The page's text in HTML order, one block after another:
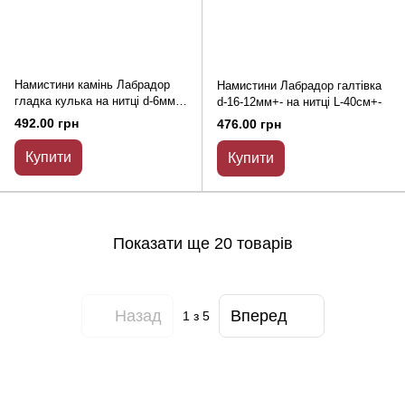
Намистини камінь Лабрадор
гладка кулька на нитці d-6мм+-
L-40см+-
492.00 грн
Купити
Намистини Лабрадор галтівка
d-16-12мм+- на нитці L-40см+-
476.00 грн
Купити
Показати ще 20 товарів
Назад 1з 5 Вперед